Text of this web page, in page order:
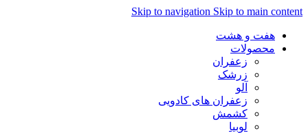
Skip to navigation Skip to main content
هفت و هشت
محصولات
زعفران
زرشک
آلو
زعفران های کادویی
کشمش
لوبیا